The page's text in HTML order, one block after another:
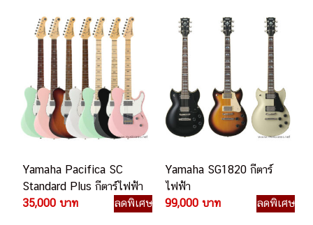
Yamaha Pacifica SC
Standard Plus กีตาร์ไฟฟ้า
35,000 บาท
ลดพิเศษ
Yamaha SG1820 กีตาร์
ไฟฟ้า
99,000 บาท
ลดพิเศษ